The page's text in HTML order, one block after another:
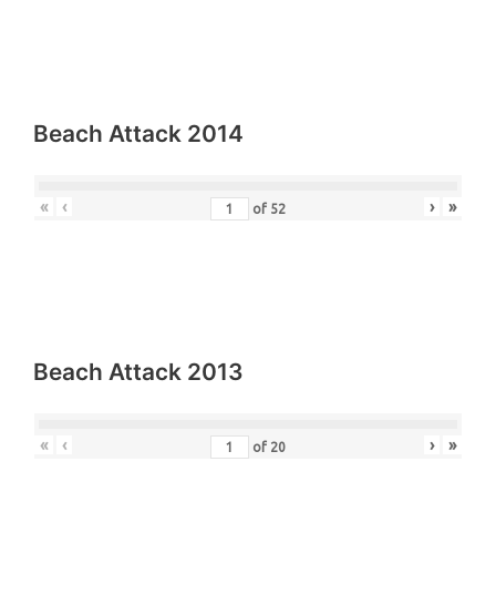
Beach Attack 2014
« ‹ of 52 › »
Beach Attack 2013
« ‹ of 20 › »